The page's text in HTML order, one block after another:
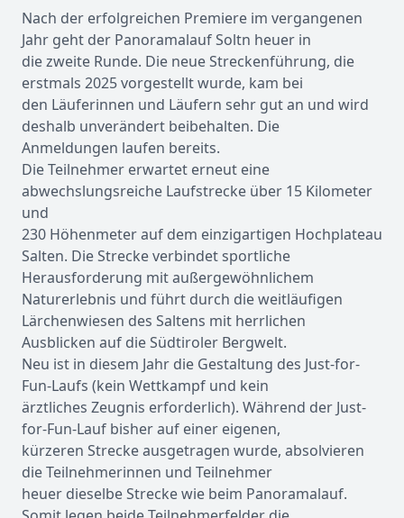
Nach der erfolgreichen Premiere im vergangenen
Jahr geht der Panoramalauf Soltn heuer in
die zweite Runde. Die neue Streckenführung, die
erstmals 2025 vorgestellt wurde, kam bei
den Läuferinnen und Läufern sehr gut an und wird
deshalb unverändert beibehalten. Die
Anmeldungen laufen bereits.
Die Teilnehmer erwartet erneut eine
abwechslungsreiche Laufstrecke über 15 Kilometer
und
230 Höhenmeter auf dem einzigartigen Hochplateau
Salten. Die Strecke verbindet sportliche
Herausforderung mit außergewöhnlichem
Naturerlebnis und führt durch die weitläufigen
Lärchenwiesen des Saltens mit herrlichen
Ausblicken auf die Südtiroler Bergwelt.
Neu ist in diesem Jahr die Gestaltung des Just-for-
Fun-Laufs (kein Wettkampf und kein
ärztliches Zeugnis erforderlich). Während der Just-
for-Fun-Lauf bisher auf einer eigenen,
kürzeren Strecke ausgetragen wurde, absolvieren
die Teilnehmerinnen und Teilnehmer
heuer dieselbe Strecke wie beim Panoramalauf.